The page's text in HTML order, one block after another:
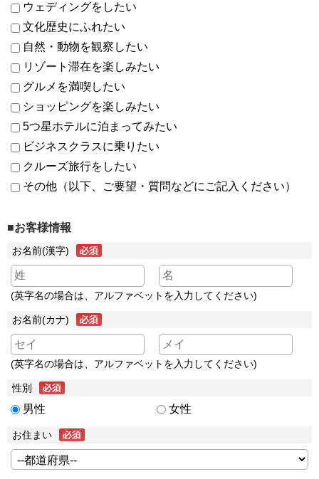
ウェディングをしたい
文化歴史にふれたい
自然・動物を観察したい
リゾート滞在を楽しみたい
グルメを満喫したい
ショッピングを楽しみたい
5つ星ホテルに泊まってみたい
ビジネスクラスに乗りたい
クルーズ旅行をしたい
その他（以下、ご要望・質問などにご記入ください）
■お客様情報
お名前(漢字)
(英字名の場合は、アルファベットを入力してください)
お名前(カナ)
(英字名の場合は、アルファベットを入力してください)
性別
男性 女性
お住まい